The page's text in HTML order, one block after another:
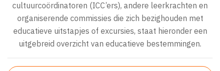
cultuurcoördinatoren (ICC’ers), andere leerkrachten en
organiserende commissies die zich bezighouden met
educatieve uitstapjes of excursies, staat hieronder een
uitgebreid overzicht van educatieve bestemmingen.